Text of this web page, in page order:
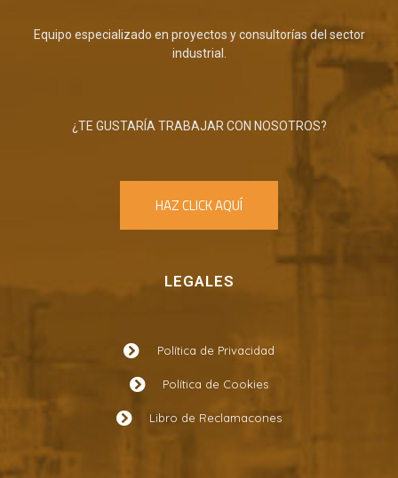
Equipo especializado en proyectos y consultorías del sector
industrial.
¿TE GUSTARÍA TRABAJAR CON NOSOTROS?
HAZ CLICK AQUÍ
LEGALES
Política de Privacidad
Política de Cookies
Libro de Reclamacones